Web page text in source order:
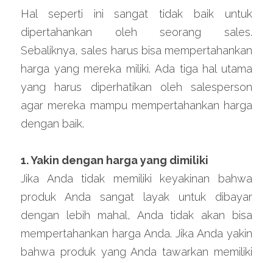
Hal seperti ini sangat tidak baik untuk
dipertahankan oleh seorang sales.
Sebaliknya, sales harus bisa mempertahankan
harga yang mereka miliki. Ada tiga hal utama
yang harus diperhatikan oleh salesperson
agar mereka mampu mempertahankan harga
dengan baik.
1. Yakin dengan harga yang dimiliki
Jika Anda tidak memiliki keyakinan bahwa
produk Anda sangat layak untuk dibayar
dengan lebih mahal, Anda tidak akan bisa
mempertahankan harga Anda. Jika Anda yakin
bahwa produk yang Anda tawarkan memiliki